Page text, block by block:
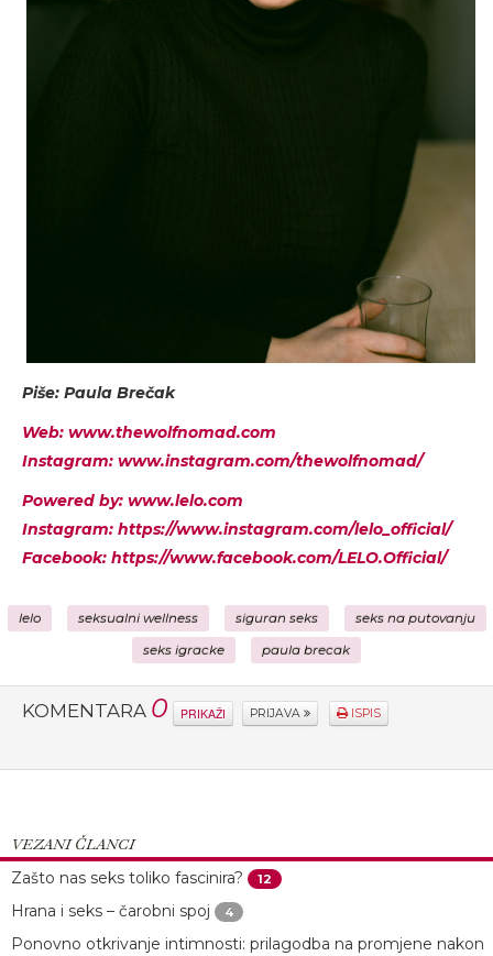
Piše: Paula Brečak
Web: www.thewolfnomad.com
Instagram: www.instagram.com/thewolfnomad/
Powered by: www.lelo.com
Instagram: https://www.instagram.com/lelo_official/
Facebook: https://www.facebook.com/LELO.Official/
lelo seksualni wellness siguran seks seks na putovanju
seks igracke paula brecak
KOMENTARA 0 PRIKAŽI PRIJAVA ISPIS
VEZANI ČLANCI
Zašto nas seks toliko fascinira?
12
Hrana i seks – čarobni spoj 4
Ponovno otkrivanje intimnosti: prilagodba na promjene nakon